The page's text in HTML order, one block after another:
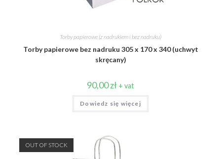
Torby papierowe (z nadrukiem i bez nadruku)
Torby papierowe bez nadruku 305 x 170 x 340 (uchwyt
skręcany)
90,00zł + vat
Dowiedz się więcej
OUT OF STOCK